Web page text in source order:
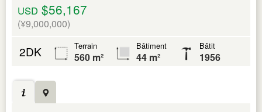
USD $56,167
(¥9,000,000)
2DK Terrain
560 m²
Bâtiment
44 m²
Bâtit
1956